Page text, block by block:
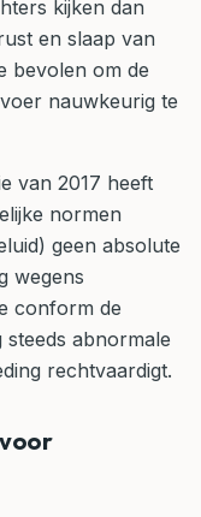
kijken dan
en slaap van
bevolen om de
nauwkeurig te
van 2017 heeft
normen
geen absolute
wegens
conform de
abnormale
rechtvaardigt.